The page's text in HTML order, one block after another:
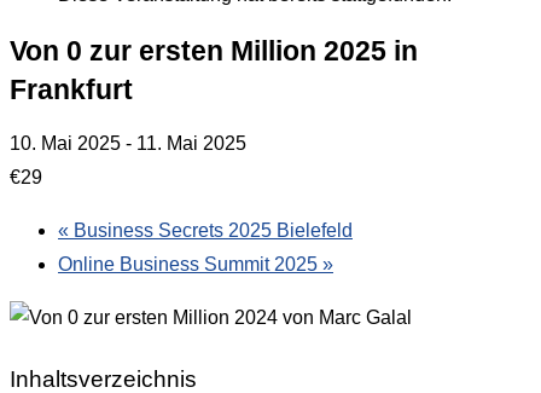
Von 0 zur ersten Million 2025 in
Frankfurt
10. Mai 2025 - 11. Mai 2025
€29
« Business Secrets 2025 Bielefeld
Online Business Summit 2025 »
Inhaltsverzeichnis